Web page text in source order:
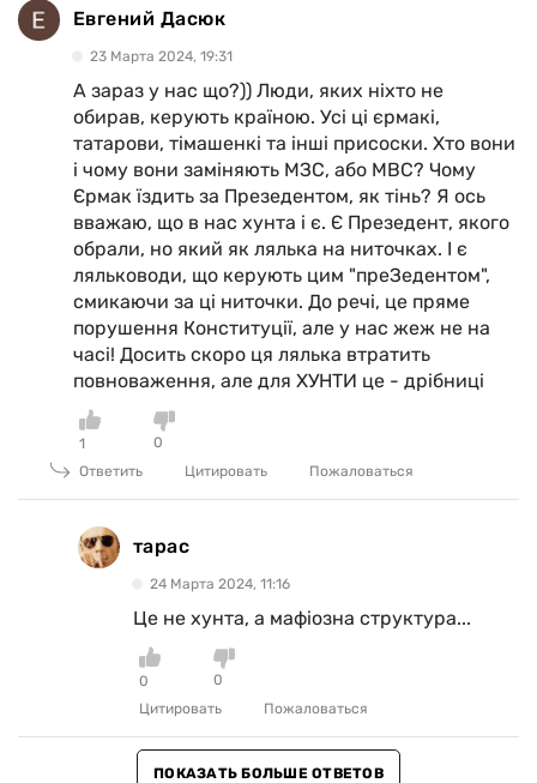
Евгений Дасюк
23 Марта 2024, 19:31
А зараз у нас що?)) Люди, яких ніхто не
обирав, керують країною. Усі ці єрмакі,
татарови, тімашенкі та інші присоски. Хто вони
і чому вони заміняють МЗС, або МВС? Чому
Єрмак їздить за Презедентом, як тінь? Я ось
вважаю, що в нас хунта і є. Є Презедент, якого
обрали, но який як лялька на ниточках. І є
ляльководи, що керують цим "преЗедентом",
смикаючи за ці ниточки. До речі, це пряме
порушення Конституції, але у нас жеж не на
часі! Досить скоро ця лялька втратить
повноваження, але для ХУНТИ це - дрібниці
1
0
Ответить
Цитировать Пожаловаться
тарас
24 Марта 2024, 11:16
Це не хунта, а мафіозна структура...
0
0
Цитировать
Пожаловаться
ПОКАЗАТЬ БОЛЬШЕ ОТВЕТОВ